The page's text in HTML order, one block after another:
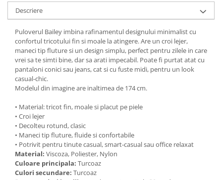
Descriere
Puloverul Bailey imbina rafinamentul designului minimalist cu
confortul tricotului fin si moale la atingere. Are un croi lejer,
maneci tip fluture si un design simplu, perfect pentru zilele in care
vrei sa te simti bine, dar sa arati impecabil. Poate fi purtat atat cu
pantaloni conici sau jeans, cat si cu fuste midi, pentru un look
casual-chic.
Modelul din imagine are inaltimea de 174 cm.
• Material: tricot fin, moale si placut pe piele
• Croi lejer
• Decolteu rotund, clasic
• Maneci tip fluture, fluide si confortabile
• Potrivit pentru tinute casual, smart-casual sau office relaxat
Material: Viscoza, Poliester, Nylon
Culoare principala: Turcoaz
Culori secundare: Turcoaz